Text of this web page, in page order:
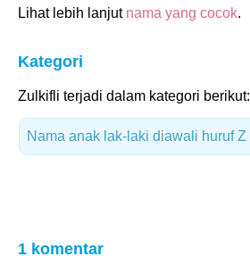
Lihat lebih lanjut nama yang cocok.
Kategori
Zulkifli terjadi dalam kategori berikut:
Nama anak lak-laki diawali huruf Z
1 komentar